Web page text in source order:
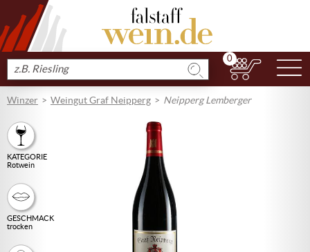
Produkt
suchen
0
Winzer Weingut Graf Neipperg Neipperg Lemberger
KATEGORIE
Rotwein
GESCHMACK
trocken